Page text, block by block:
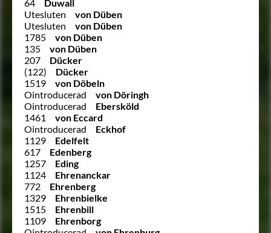
64
Duwall
Utesluten
von Düben
Utesluten
von Düben
1785
von Düben
135
von Düben
207
Dücker
(122)
Dücker
1519
von Döbeln
Ointroducerad
von Döringh
Ointroducerad
Ebersköld
1461
von Eccard
Ointroducerad
Eckhof
1129
Edelfelt
617
Edenberg
1257
Eding
1124
Ehrenanckar
772
Ehrenberg
1329
Ehrenbielke
1515
Ehrenbill
1109
Ehrenborg